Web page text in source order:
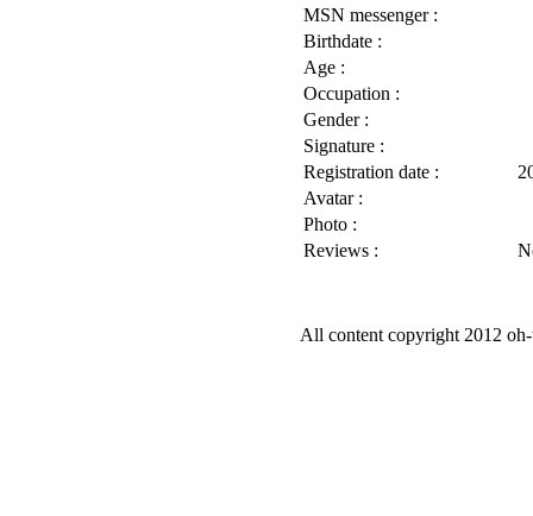
MSN messenger :
Birthdate :
Age :
Occupation :
Gender :
Signature :
Registration date :
Avatar :
Photo :
Reviews :
All content copyright 2012